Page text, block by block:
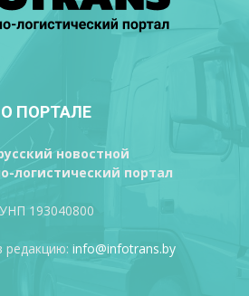
О ПОРТАЛЕ
новостной
логистический портал
УНП 193040800
редакцию: info@infotrans.bу